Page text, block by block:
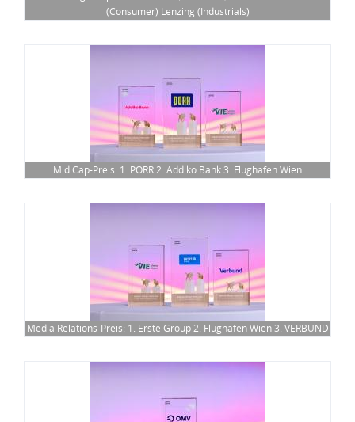
(Consumer) Lenzing (Industrials)
Mid Cap-Preis: 1. PORR 2. Addiko Bank 3. Flughafen Wien
Media Relations-Preis: 1. Erste Group 2. Flughafen Wien 3. VERBUND